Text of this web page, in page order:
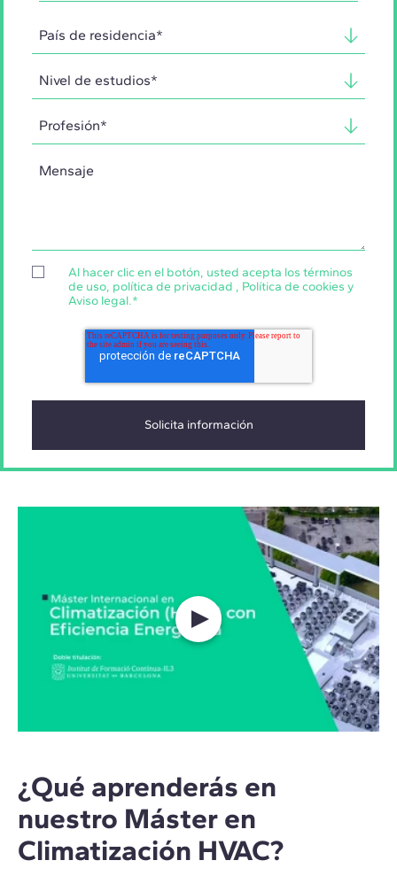
Al hacer clic en el botón, usted acepta los términos
de uso, política de privacidad , Política de cookies y
Aviso legal.*
¿Qué aprenderás en
nuestro Máster en
Climatización HVAC?